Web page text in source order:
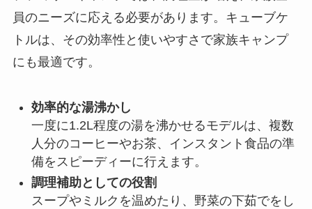
員のニーズに応える必要があります。キューブケ
トルは、その効率性と使いやすさで家族キャンプ
にも最適です。
効率的な湯沸かし
一度に1.2L程度の湯を沸かせるモデルは、複数
人分のコーヒーやお茶、インスタント食品の準
備をスピーディーに行えます。
調理補助としての役割
スープやミルクを温めたり、野菜の下茹でをし